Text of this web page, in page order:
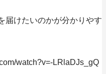
届けたいのかが分かりやす
watch?v=-LRlaDJs_gQ